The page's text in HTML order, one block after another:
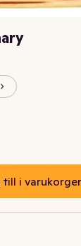
till i